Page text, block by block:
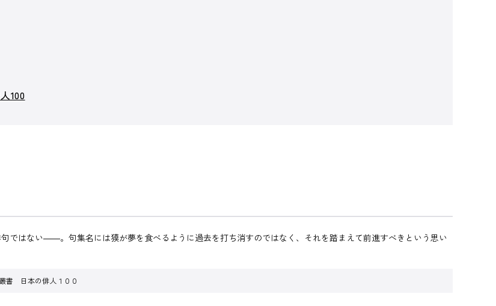
100
ではない――。句集名には獏が夢を食べるように過去を打ち消すのではなく、それを踏まえて前進すべきという思い
書 日本の俳人１００